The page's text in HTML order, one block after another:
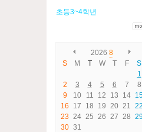
초등3~4학년
2026 8
S
M T W T F
S
1
2
3 4 5 6 7
8
9
10 11 12 13 14
16
17 18 19 20 21
23 24 25 26 27 28
30 31